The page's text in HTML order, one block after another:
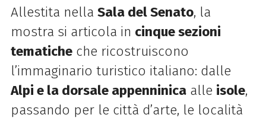
Allestita nella Sala del Senato, la
mostra si articola in cinque sezioni
tematicheche ricostruiscono
l’immaginario turistico italiano: dalle
Alpi e la dorsale appenninicaalle isole,
passando per le città d’arte, le località